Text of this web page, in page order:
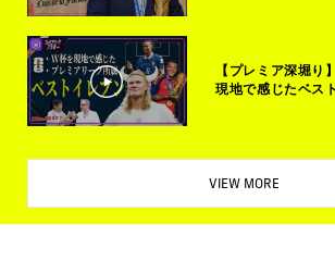
【プレミア深堀り】
現地で感じたベス
VIEW MORE